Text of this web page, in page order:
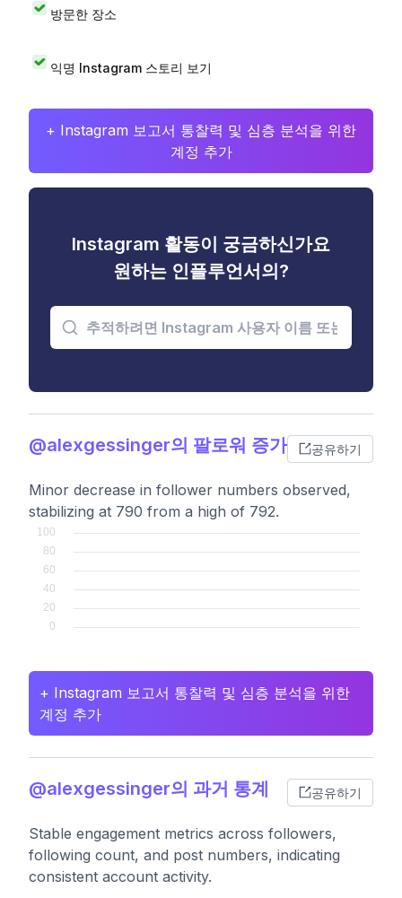
방문한 장소
익명 Instagram 스토리 보기
+ Instagram 보고서 통찰력 및 심층 분석을 위한
계정 추가
Instagram 활동이 궁금하신가요
원하는 인플루언서의?
@alexgessinger의 팔로워 증가 공유하기
Minor decrease in follower numbers observed,
stabilizing at 790 from a high of 792.
+ Instagram 보고서 통찰력 및 심층 분석을 위한
계정 추가
@alexgessinger의 과거 통계 공유하기
Stable engagement metrics across followers,
following count, and post numbers, indicating
consistent account activity.